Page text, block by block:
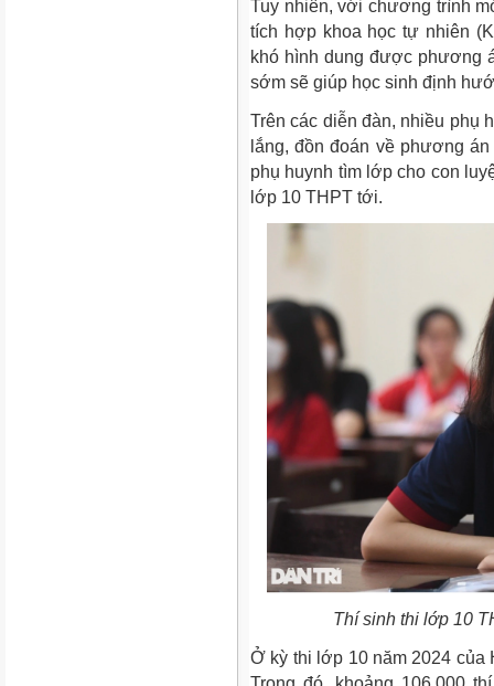
Tuy nhiên, với chương trình
tích hợp khoa học tự nhiên
khó hình dung được phương
sớm sẽ giúp học sinh định
Trên các diễn đàn, nhiều phụ
lắng, đồn đoán về phương
phụ huynh tìm lớp cho con
lớp 10 THPT tới.
Thí sinh thi lớp 10
Ở kỳ thi lớp 10 năm 2024 của